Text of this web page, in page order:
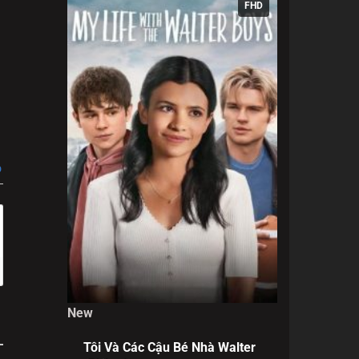
sư
FHD
New
Tôi Và Các Cậu Bé Nhà Walter